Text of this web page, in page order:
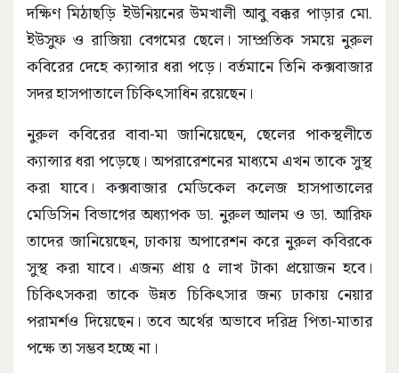
দক্ষিণ মিঠাছড়ি ইউনিয়নের উমখালী আবু বক্কর পাড়ার মো.
ইউসুফ ও রাজিয়া বেগমের ছেলে। সাম্প্রতিক সময়ে নুরুল
কবিরের দেহে ক্যান্সার ধরা পড়ে। বর্তমানে তিনি কক্সবাজার
সদর হাসপাতালে চিকিৎসাধিন রয়েছেন।
নুরুল কবিরের বাবা-মা জানিয়েছেন, ছেলের পাকস্থলীতে
ক্যান্সার ধরা পড়েছে। অপরারেশনের মাধ্যমে এখন তাকে সুস্থ
করা যাবে। কক্সবাজার মেডিকেল কলেজ হাসপাতালের
মেডিসিন বিভাগের অধ্যাপক ডা. নুরুল আলম ও ডা. আরিফ
তাদের জানিয়েছেন, ঢাকায় অপারেশন করে নুরুল কবিরকে
সুস্থ করা যাবে। এজন্য প্রায় ৫ লাখ টাকা প্রয়োজন হবে।
চিকিৎসকরা তাকে উন্নত চিকিৎসার জন্য ঢাকায় নেয়ার
পরামর্শও দিয়েছেন। তবে অর্থের অভাবে দরিদ্র পিতা-মাতার
পক্ষে তা সম্ভব হচ্ছে না।